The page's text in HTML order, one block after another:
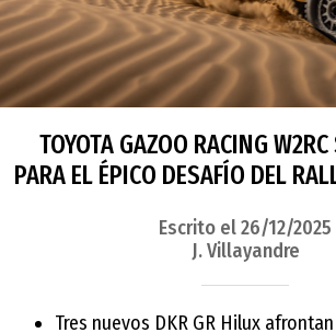
TOYOTA GAZOO RACING W2RC
PARA EL ÉPICO DESAFÍO DEL
Escrito el 26/12/2025
J. Villayandre
Tres nuevos DKR GR Hilux